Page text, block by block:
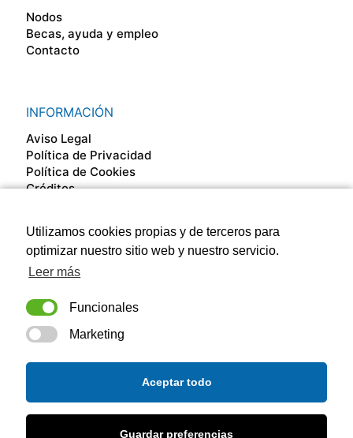
Utilizamos cookies propias y de terceros para
optimizar nuestro sitio web y nuestro servicio.
Leer más
Funcionales
Marketing
Aceptar todo
Guardar preferencias
Nodos
Becas, ayuda y empleo
Contacto
INFORMACIÓN
Aviso Legal
Política de Privacidad
Política de Cookies
Créditos
SÍGUENOS EN